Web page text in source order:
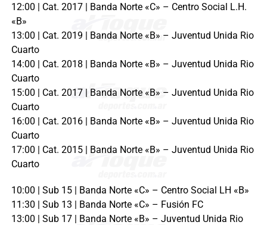
12:00 | Cat. 2017 | Banda Norte «C» – Centro Social L.H.
«B»
13:00 | Cat. 2019 | Banda Norte «B» – Juventud Unida Rio
Cuarto
14:00 | Cat. 2018 | Banda Norte «B» – Juventud Unida Rio
Cuarto
15:00 | Cat. 2017 | Banda Norte «B» – Juventud Unida Rio
Cuarto
16:00 | Cat. 2016 | Banda Norte «B» – Juventud Unida Rio
Cuarto
17:00 | Cat. 2015 | Banda Norte «B» – Juventud Unida Rio
Cuarto
10:00 | Sub 15 | Banda Norte «C» – Centro Social LH «B»
11:30 | Sub 13 | Banda Norte «C» – Fusión FC
13:00 | Sub 17 | Banda Norte «B» – Juventud Unida Rio